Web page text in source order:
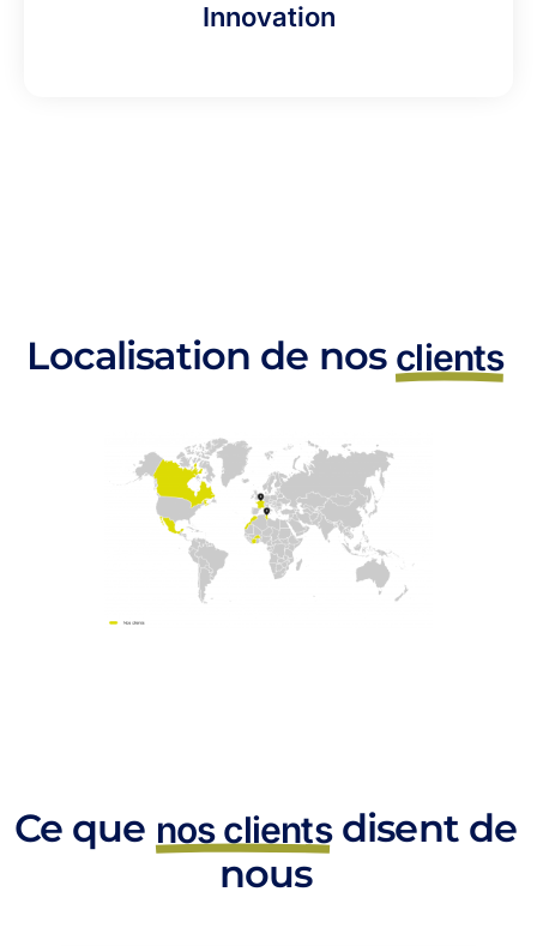
Innovation
Localisation de nos clients
Ce que nos clientsdisent de
nous